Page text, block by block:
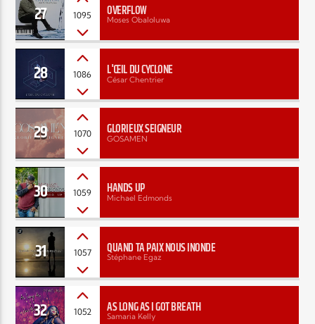
27 1095 OVERFLOW
Moses Obaloluwa
28 1086 L'ŒIL DU CYCLONE
César Chentrier
29 1070 GLORIEUX SEIGNEUR
GOSAMEN
30 1059 HANDS UP
Michael Edmonds
31 1057 QUAND TA PAIX NOUS INONDE
Stéphane Egaz
32 1052 AS LONG AS I GOT BREATH
Samaria Kelly